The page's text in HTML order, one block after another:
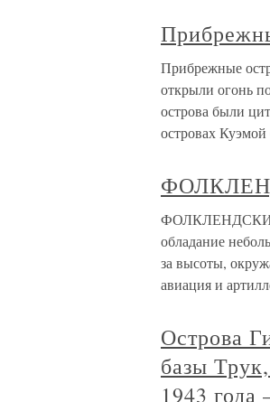
Прибрежные
открыли огонь
острова были
островах
ФОЛКЛЕНДСКИЕ
обладание
за высоты,
авиация и
Острова
базы
1943 года